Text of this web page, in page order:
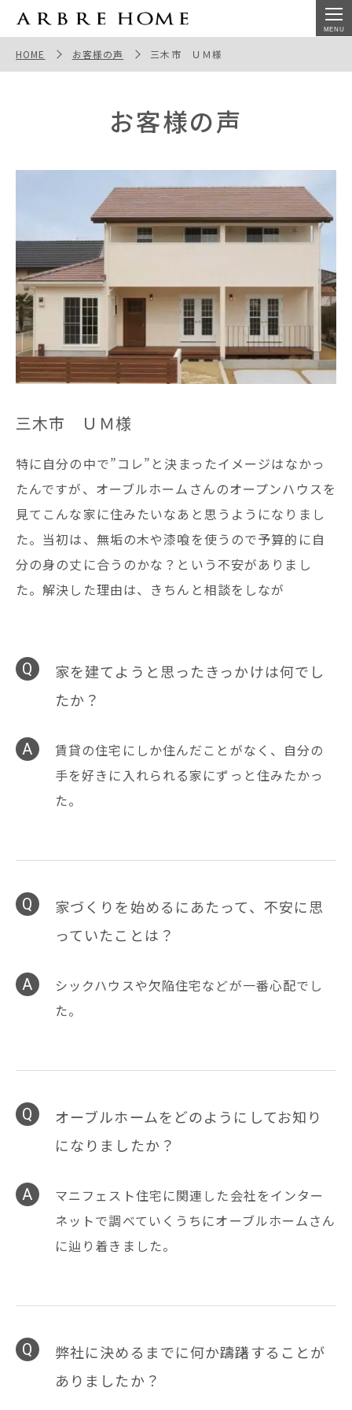
神戸のオーブルホームで注文住宅を建てた三木市 ＵＭ様
のインタビュー
HOME お客様の声 三木市 ＵＭ様
お客様の声
三木市 ＵＭ様
特に自分の中で”コレ”と決まったイメージはなかっ
たんですが、オーブルホームさんのオープンハウスを
見てこんな家に住みたいなあと思うようになりまし
た。当初は、無垢の木や漆喰を使うので予算的に自
分の身の丈に合うのかな？という不安がありまし
た。解決した理由は、きちんと相談をしなが
家を建てようと思ったきっかけは何でし
たか？
賃貸の住宅にしか住んだことがなく、自分の
手を好きに入れられる家にずっと住みたかっ
た。
家づくりを始めるにあたって、不安に思
っていたことは？
シックハウスや欠陥住宅などが一番心配でし
た。
オーブルホームをどのようにしてお知り
になりましたか？
マニフェスト住宅に関連した会社をインター
ネットで調べていくうちにオーブルホームさん
に辿り着きました。
弊社に決めるまでに何か躊躇することが
ありましたか？